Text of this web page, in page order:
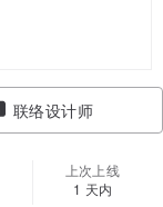
联络设计师
上次上线
1 天内